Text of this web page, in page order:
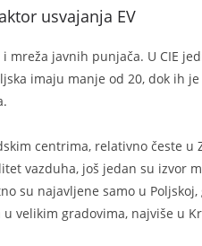
usvajanja EV
mreža javnih punjača. U CIE
imaju manje od 20, dok ih
centrima, relativno česte u
vazduha, još jedan su izvor
su najavljene samo u
velikim gradovima, najviše u